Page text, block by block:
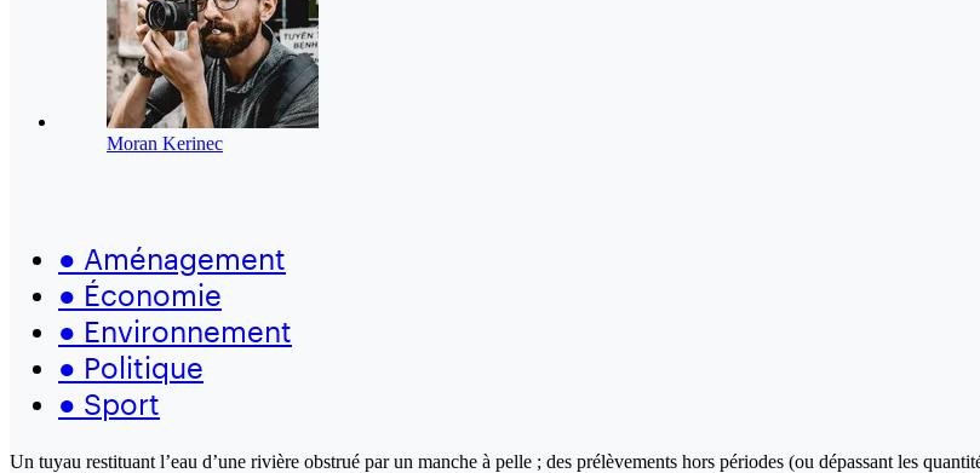
Moran Kerinec
● Aménagement
● Économie
● Environnement
● Politique
● Sport
Un tuyau restituant l’eau d’une rivière obstrué par un manche à pelle ; des prélèvements hors périodes (ou dépassant les